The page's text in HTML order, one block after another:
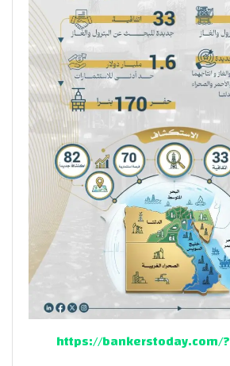
https://bankerstoday.com/?